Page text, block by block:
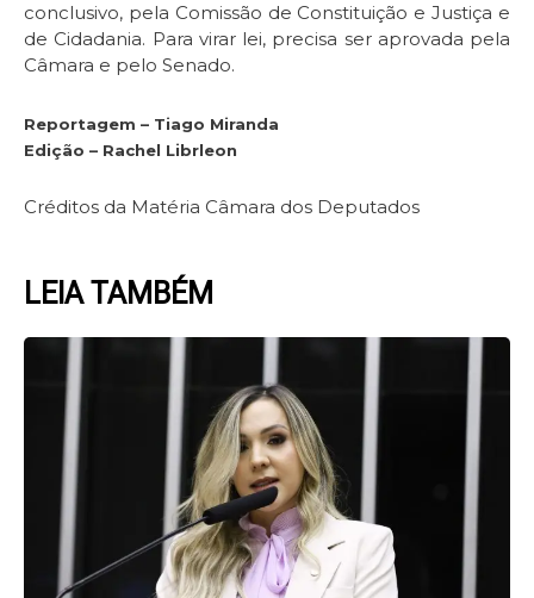
conclusivo, pela Comissão de Constituição e Justiça e
de Cidadania. Para virar lei, precisa ser aprovada pela
Câmara e pelo Senado.
Reportagem – Tiago Miranda
Edição – Rachel Librleon
Créditos da Matéria Câmara dos Deputados
LEIA TAMBÉM
PagePage